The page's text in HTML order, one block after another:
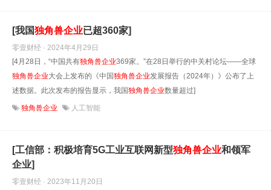
[我国独角兽企业已超360家]
零壹财经 · 2024年4月29日
[4月28日，“中国共有独角兽企业369家。”在28日举行的中关村论坛——全球
独角兽企业大会上发布的《中国独角兽企业发展报告（2024年）》公布了上
述数据。此次发布的报告显示，我国独角兽企业数量超过]
独角兽企业 人工智能
[工信部：积极培育5G工业互联网新型独角兽企业和领军
企业]
零壹财经 · 2023年11月20日